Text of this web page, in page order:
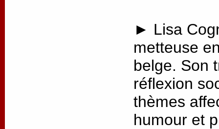
► Lisa
metteuse
belge. Son
réflexion
thèmes
humour et